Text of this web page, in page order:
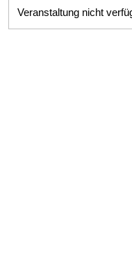
Veranstaltung nicht